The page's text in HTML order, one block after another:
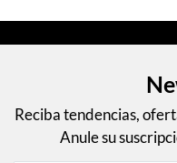
Reciba tendencias,
Anule su